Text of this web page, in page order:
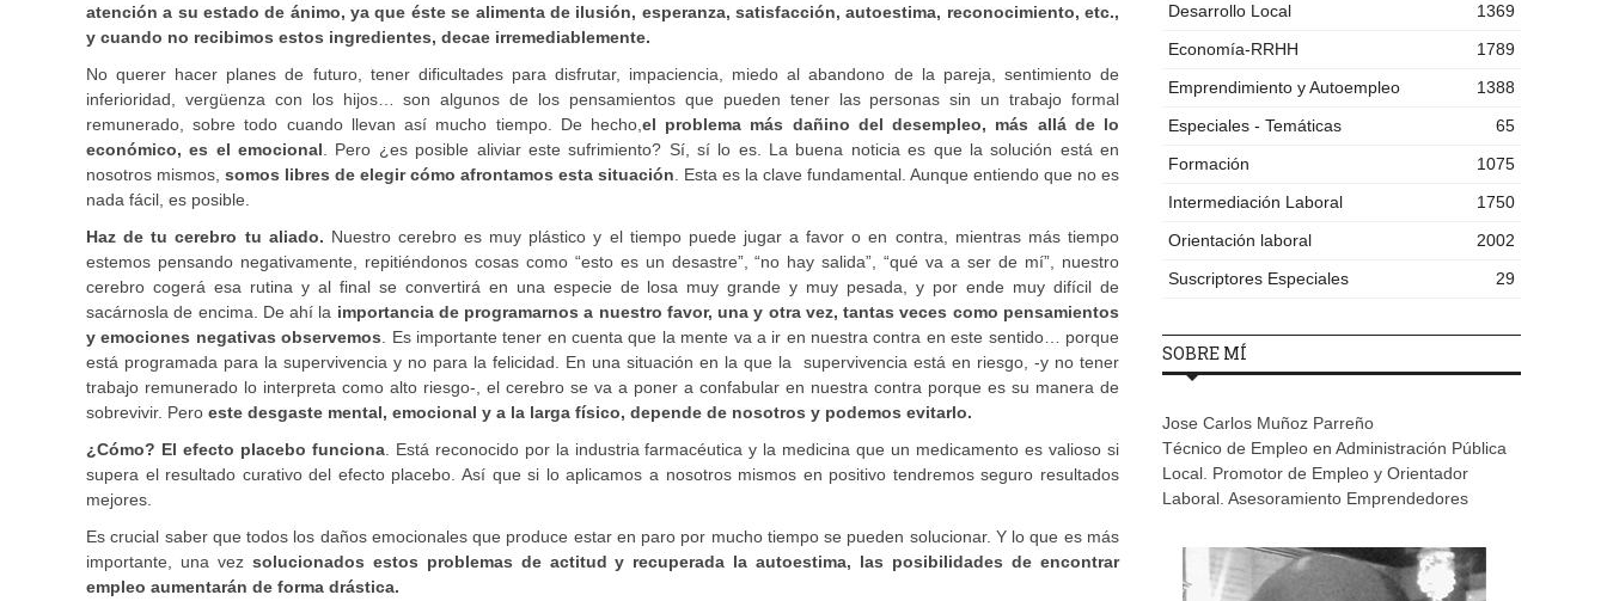
atención a su estado de ánimo, ya que éste se alimenta de ilusión, esperanza, satisfacción, autoestima, reconocimiento, etc.,
y cuando no recibimos estos ingredientes, decae irremediablemente.
No querer hacer planes de futuro, tener dificultades para disfrutar, impaciencia, miedo al abandono de la pareja, sentimiento de
inferioridad, vergüenza con los hijos… son algunos de los pensamientos que pueden tener las personas sin un trabajo formal
remunerado, sobre todo cuando llevan así mucho tiempo. De hecho,el problema más dañino del desempleo, más allá de lo
económico, es el emocional. Pero ¿es posible aliviar este sufrimiento? Sí, sí lo es. La buena noticia es que la solución está en
nosotros mismos, somos libres de elegir cómo afrontamos esta situación. Esta es la clave fundamental. Aunque entiendo que no es
nada fácil, es posible.
Haz de tu cerebro tu aliado. Nuestro cerebro es muy plástico y el tiempo puede jugar a favor o en contra, mientras más tiempo
estemos pensando negativamente, repitiéndonos cosas como “esto es un desastre”, “no hay salida”, “qué va a ser de mí”, nuestro
cerebro cogerá esa rutina y al final se convertirá en una especie de losa muy grande y muy pesada, y por ende muy difícil de
sacárnosla de encima. De ahí la importancia de programarnos a nuestro favor, una y otra vez, tantas veces como pensamientos
y emociones negativas observemos. Es importante tener en cuenta que la mente va a ir en nuestra contra en este sentido… porque
está programada para la supervivencia y no para la felicidad. En una situación en la que la supervivencia está en riesgo, -y no tener
trabajo remunerado lo interpreta como alto riesgo-, el cerebro se va a poner a confabular en nuestra contra porque es su manera de
sobrevivir. Pero este desgaste mental, emocional y a la larga físico, depende de nosotros y podemos evitarlo.
¿Cómo? El efecto placebo funciona. Está reconocido por la industria farmacéutica y la medicina que un medicamento es valioso si
supera el resultado curativo del efecto placebo. Así que si lo aplicamos a nosotros mismos en positivo tendremos seguro resultados
mejores.
Es crucial saber que todos los daños emocionales que produce estar en paro por mucho tiempo se pueden solucionar. Y lo que es más
importante, una vez solucionados estos problemas de actitud y recuperada la autoestima, las posibilidades de encontrar
empleo aumentarán de forma drástica.
Desarrollo Local
1369
Economía-RRHH
1789
Emprendimiento y Autoempleo
1388
Especiales - Temáticas
65
Formación
1075
Intermediación Laboral
1750
Orientación laboral
2002
Suscriptores Especiales
29
SOBRE MÍ
Jose Carlos Muñoz Parreño
Técnico de Empleo en Administración Pública
Local. Promotor de Empleo y Orientador
Laboral. Asesoramiento Emprendedores